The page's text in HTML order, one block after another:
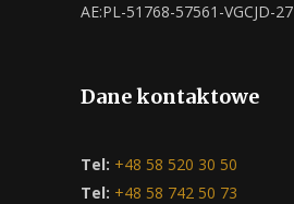
AE:PL-51768-57561-VGCJD-27
Dane kontaktowe
Tel: +48 58 520 30 50
Tel: +48 58 742 50 73